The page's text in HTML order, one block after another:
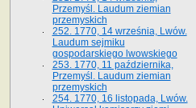
Przemyśl. Laudum ziemian
przemyskich
252. 1770, 14 września, Lwów.
Laudum sejmiku
gospodarskiego lwowskiego
253. 1770, 11 października,
Przemyśl. Laudum ziemian
przemyskich
254. 1770, 16 listopada, Lwów.